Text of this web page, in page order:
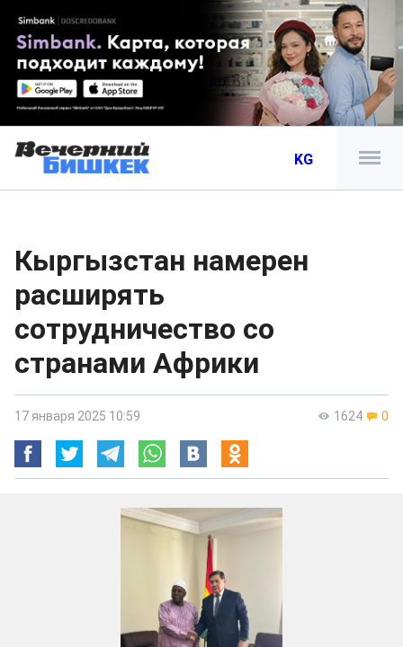
KG
Кыргызстан намерен
расширять
сотрудничество со
странами Африки
1624 0
17 января 2025 10:59